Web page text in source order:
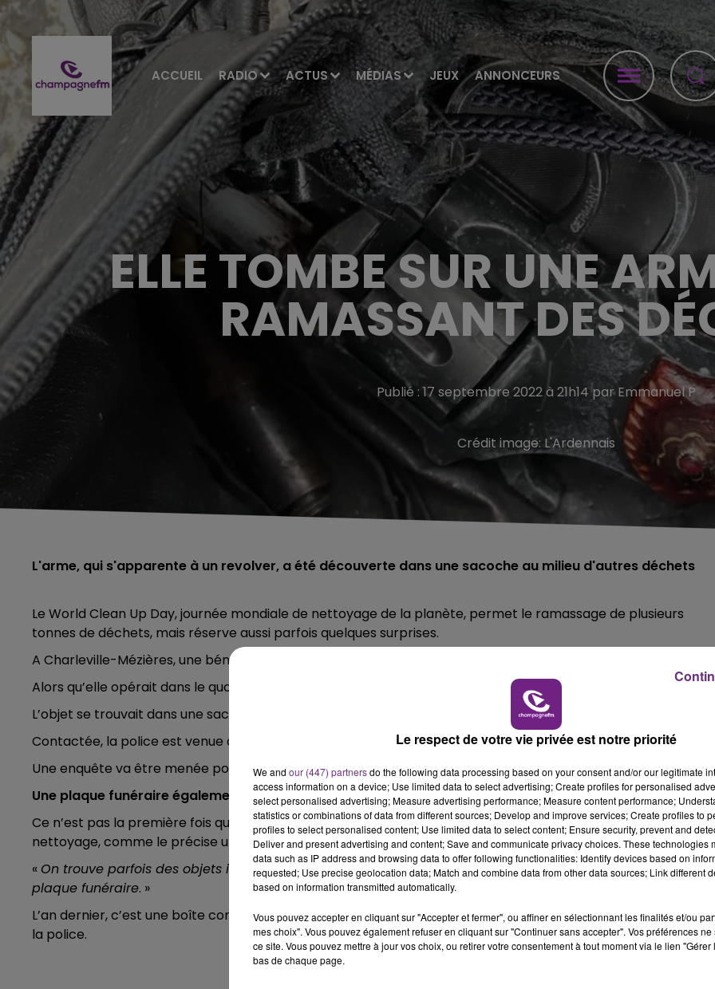
ACCUEIL RADIO ACTUS MÉDIAS JEUX ANNONCEURS
LA RADIO POP
15h00 - 19h00
LE CLUB CHAMPAGNE FM
ELLE TOMBE SUR UNE
RAMASSANT DES
Publié : 17 septembre 2022 à 21h14 par Emmanuel P
Crédit image: L'Ardennais
L'arme, qui s'apparente à un revolver, a été découverte dans une sacoche au milieu d'autres déchets
Le World Clean Up Day, journée mondiale de nettoyage de la planète, permet le ramassage de plusieurs
tonnes de déchets, mais réserve aussi parfois quelques surprises.
A Charleville-Mézières, une bénévole est tombée sur un bien étrange déchet, ce samedi matin.
Alors qu’elle opérait dans le quartier de la Ronde-Couture, elle a découvert une arme à feu.
L’objet se trouvait dans une sacoche.
Contactée, la police est venue chercher l’arme, dont on ignore si elle est factice ou non.
Une enquête va être menée pour retrouver son propriétaire.
Une plaque funéraire également découverte
Ce n’est pas la première fois que d’étonnantes découvertes sont réalisées à l’occasion de cette journée de
nettoyage, comme le précise une élue à nos confrères de L’Ardennais.
« On trouve parfois des objets insolites et des choses déconcertantes dans la nature. Nous, on a trouvé
plaque funéraire. »
L’an dernier, c’est une boîte contenant des stupéfiants qui avait été ramassée par les bénévoles et confiée à
la police.
Le respect de votre vie privée est notre priorité
We and our (447) partnersdo the following data processing based on your consent and/or our legitimate
access information on a device; Use limited data to select advertising; Create profiles for personalised
select personalised advertising; Measure advertising performance; Measure content performance;
statistics or combinations of data from different sources; Develop and improve services; Create profiles to
profiles to select personalised content; Use limited data to select content; Ensure security, prevent and
Deliver and present advertising and content; Save and communicate privacy choices. These technologies
data such as IP address and browsing data to offer following functionalities: Identify devices based on
requested; Use precise geolocation data; Match and combine data from other data sources; Link different
based on information transmitted automatically.
Vous pouvez accepter en cliquant sur "Accepter et fermer", ou affiner en sélectionnant les finalités et/ou
mes choix". Vous pouvez également refuser en cliquant sur "Continuer sans accepter". Vos préférences
ce site. Vous pouvez mettre à jour vos choix, ou retirer votre consentement à tout moment via le lien
bas de chaque page.